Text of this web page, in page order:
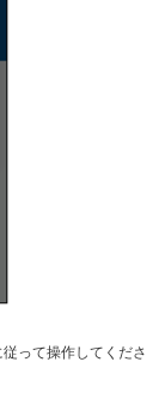
って操作してくださ